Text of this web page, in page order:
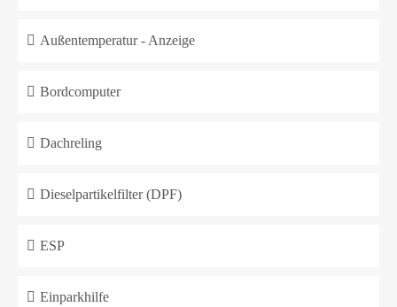
Außentemperatur - Anzeige
Bordcomputer
Dachreling
Dieselpartikelfilter (DPF)
ESP
Einparkhilfe